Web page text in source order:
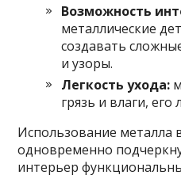
Возможность
металлические
создавать
и узоры.
Легкость ухода:
грязь и влаги, его
Использование металла
одновременно
интерьер